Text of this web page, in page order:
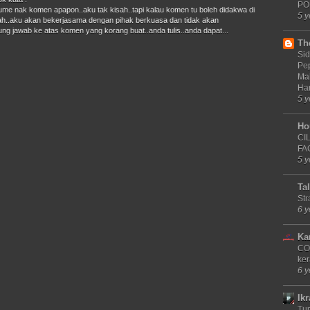
nak komen apapon..aku tak kisah..tapi kalau komen tu boleh didakwa di
akan bekerjasama dengan pihak berkuasa dan tidak akan
jawab ke atas komen yang korang buat..anda tulis..anda dapat...
5
5
5
6
6